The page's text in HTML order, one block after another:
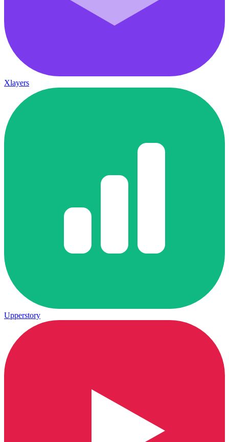
Xlayers
Upperstory